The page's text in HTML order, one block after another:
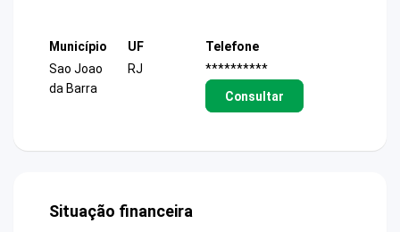
Município
Sao Joao
da Barra
UF
RJ
Telefone
**********
Consultar
Situação financeira